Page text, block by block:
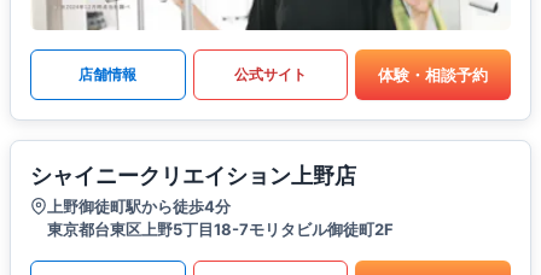
店舗情報 公式サイト 体験・相談予約
シャイニークリエイション上野店
上野御徒町駅から徒歩4分
東京都台東区上野5丁目18-7モリタビル御徒町2F